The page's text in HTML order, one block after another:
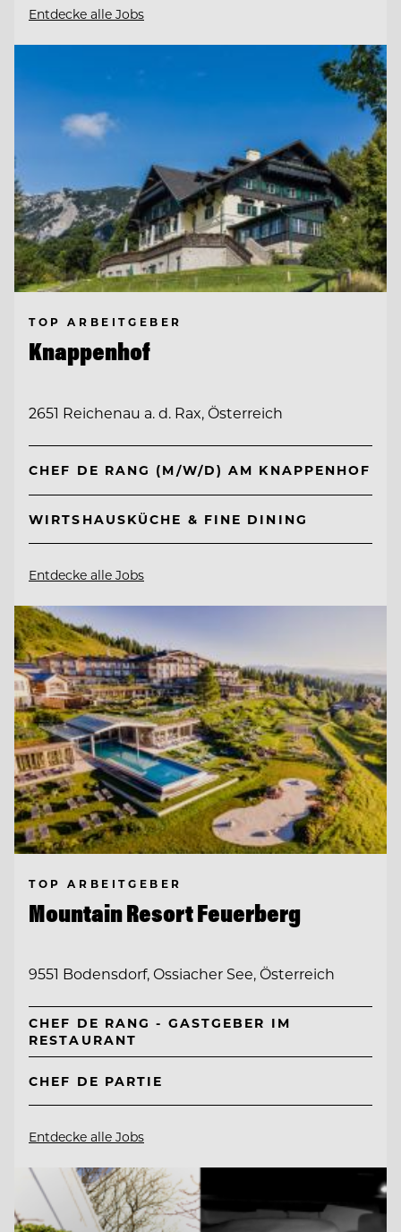
Entdecke alle Jobs
TOP ARBEITGEBER
Knappenhof
2651 Reichenau a. d. Rax, Österreich
CHEF DE RANG (M/W/D) AM KNAPPENHOF
WIRTSHAUSKÜCHE & FINE DINING
Entdecke alle Jobs
TOP ARBEITGEBER
Mountain Resort Feuerberg
9551 Bodensdorf, Ossiacher See, Österreich
CHEF DE RANG - GASTGEBER IM
RESTAURANT
CHEF DE PARTIE
Entdecke alle Jobs